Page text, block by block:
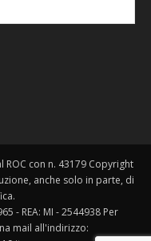
ROC con n. 43179 Copyright
anche solo in parte, di
- REA: MI - 2544938 Per
mail all'indirizzo: